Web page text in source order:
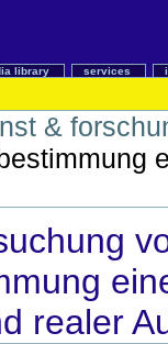
library services
&
realer